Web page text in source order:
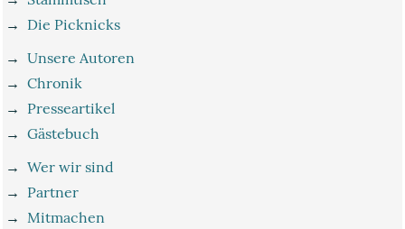
→ Die Picknicks
→ Unsere Autoren
→ Chronik
→ Presseartikel
→ Gästebuch
→ Wer wir sind
→ Partner
→ Mitmachen